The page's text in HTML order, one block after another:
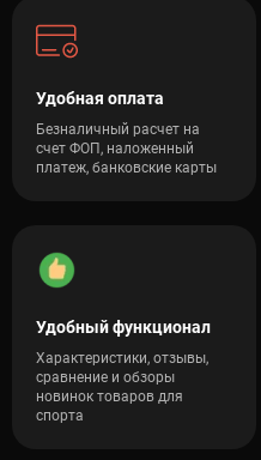
Удобная оплата
Безналичный расчет на
счет ФОП, наложенный
платеж, банковские карты
Удобный функционал
Характеристики, отзывы,
сравнение и обзоры
новинок товаров для
спорта